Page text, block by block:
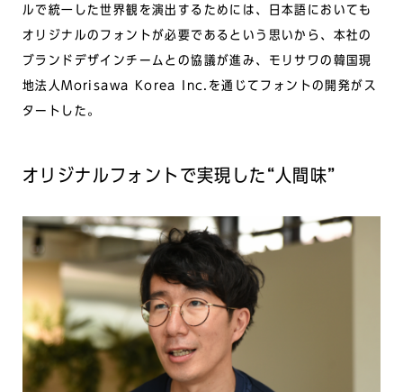
ルで統一した世界観を演出するためには、日本語においても
オリジナルのフォントが必要であるという思いから、本社の
ブランドデザインチームとの協議が進み、モリサワの韓国現
地法人Morisawa Korea Inc.を通じてフォントの開発がス
タートした。
オリジナルフォントで実現した“人間味”